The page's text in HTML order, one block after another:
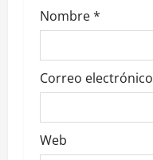
a
s
Nombre*
Correo electrónico
Web